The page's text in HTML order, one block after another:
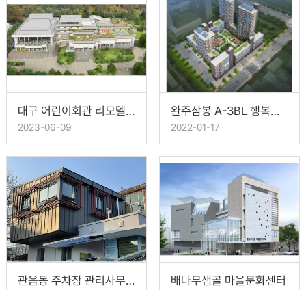
대구 어린이회관 리모델링 공사 '대구어린이세상'
2023-06-09
완주삼봉 A-3BL 행복주택
2022-01-17
관음동 주차장 관리사무소_북구청 배나무샘골 마을문화센터